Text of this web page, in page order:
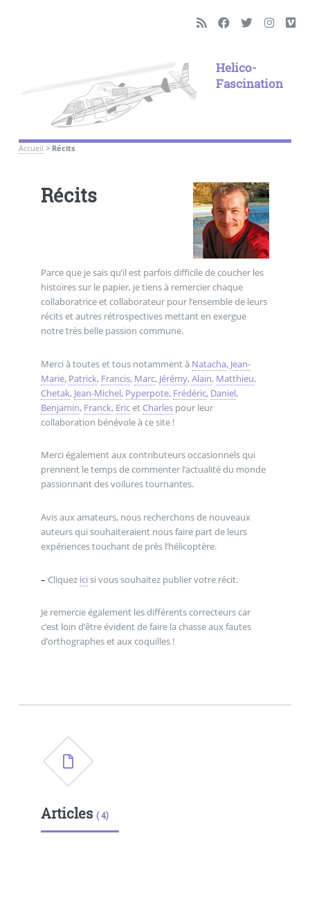
Helico-
Fascination
Accueil > Récits
Récits
Parce que je sais qu’il est parfois difficile de coucher les
histoires sur le papier, je tiens à remercier chaque
collaboratrice et collaborateur pour l’ensemble de leurs
récits et autres rétrospectives mettant en exergue
notre très belle passion commune.
Merci à toutes et tous notamment à Natacha, Jean-
Marie, Patrick, Francis, Marc, Jérémy, Alain, Matthieu,
Chetak, Jean-Michel, Pyperpote, Frédéric, Daniel,
Benjamin, Franck, EricetCharlespour leur
collaboration bénévole à ce site !
Merci également aux contributeurs occasionnels qui
prennent le temps de commenter l’actualité du monde
passionnant des voilures tournantes.
Avis aux amateurs, nous recherchons de nouveaux
auteurs qui souhaiteraient nous faire part de leurs
expériences touchant de près l’hélicoptère.
– Cliquez ici si vous souhaitez publier votre récit.
Je remercie également les différents correcteurs car
c’est loin d’être évident de faire la chasse aux fautes
d’orthographes et aux coquilles !
Articles ( 4)